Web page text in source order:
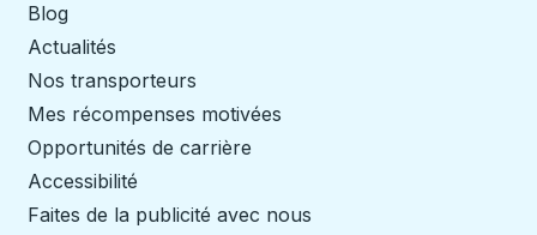
Blog
Actualités
Nos transporteurs
Mes récompenses motivées
Opportunités de carrière
Accessibilité
Faites de la publicité avec nous